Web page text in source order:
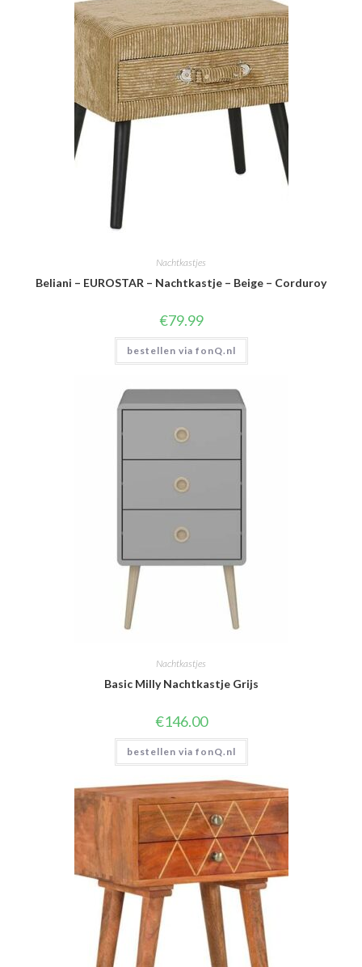
Nachtkastjes
Beliani – EUROSTAR – Nachtkastje – Beige – Corduroy
€79.99
bestellen via fonQ.nl
Nachtkastjes
Basic Milly Nachtkastje Grijs
€146.00
bestellen via fonQ.nl